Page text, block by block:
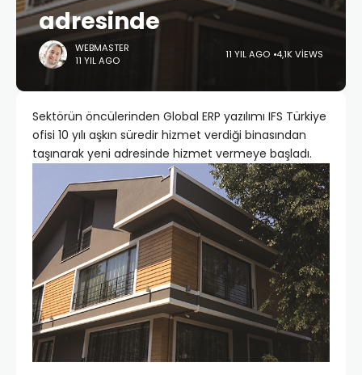
adresinde
WEBMASTER
11 YIL AGO
11 YIL AGO 4,1K VIEWS
Sektörün öncülerinden Global ERP yazılımı IFS Türkiye
ofisi 10 yılı aşkın süredir hizmet verdiği binasından
taşınarak yeni adresinde hizmet vermeye başladı.